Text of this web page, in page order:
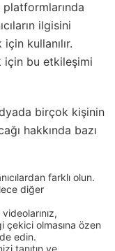
ilgisini
kullanılır.
için bu etkileşimi
birçok kişinin
hakkında bazı
farklı olun.
diğer
çekici olmasına özen
edin.
tanıtın ve